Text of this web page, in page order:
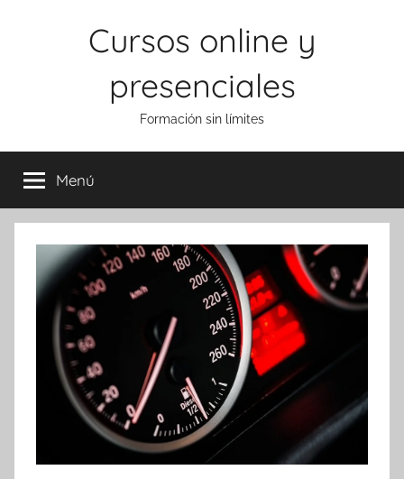
Cursos online y
presenciales
Formación sin límites
Menú